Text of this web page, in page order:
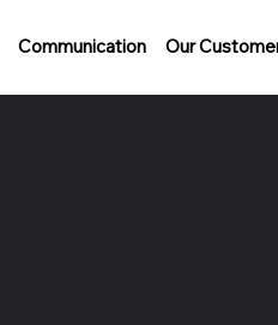
Communication Our